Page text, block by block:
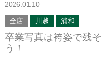
2026.01.10
全店 川越 浦和
卒業写真は袴姿で残そ
う！